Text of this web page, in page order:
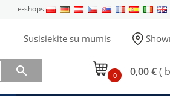
e-shops:
Susisiekite su mumis
 0 0,00 €(